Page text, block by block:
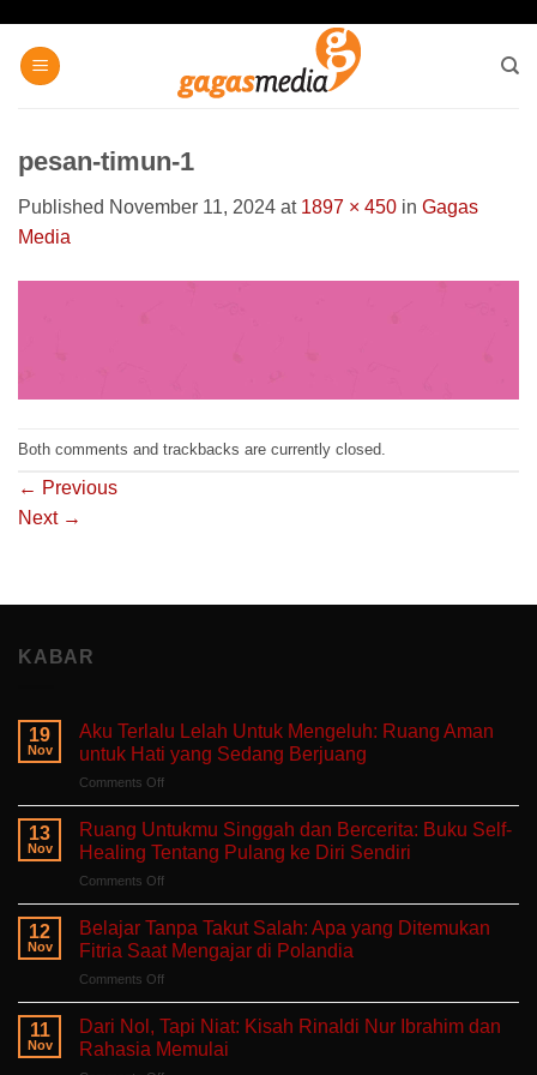
content
pesan-timun-1
Published November 11, 2024 at 1897 × 450 in Gagas
Media
Both comments and trackbacks are currently closed.
← Previous
Next →
KABAR
19
Nov
Aku Terlalu Lelah Untuk Mengeluh: Ruang Aman
untuk Hati yang Sedang Berjuang
Comments Offon
Terlalu
Untuk
Mengeluh:
Ruang
Aman
untuk
Sedang
Berjuang
13
Nov
Ruang Untukmu Singgah dan Bercerita: Buku Self-
Healing Tentang Pulang ke Diri Sendiri
Comments Offon
Untukmu
Singgah
dan
Bercerita:
Buku
Self-
Healing
12
Nov
Belajar Tanpa Takut Salah: Apa yang Ditemukan
Fitria Saat Mengajar di Polandia
Comments Offon
Tanpa
Takut
Salah:
11
Nov
Dari Nol, Tapi Niat: Kisah Rinaldi Nur Ibrahim dan
Rahasia Memulai